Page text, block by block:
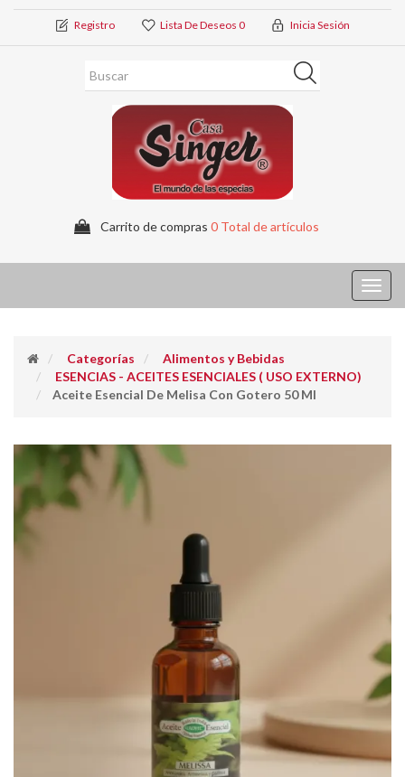
Registro Lista De Deseos 0 Inicia Sesión
Carrito de compras 0 Total de artículos
Categorías
Alimentos y Bebidas
ESENCIAS - ACEITES ESENCIALES ( USO EXTERNO)
Aceite Esencial De Melisa Con Gotero 50 Ml